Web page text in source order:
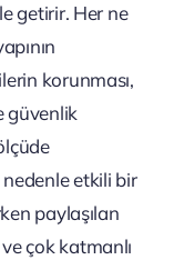
getirir. Her ne
korunması,
güvenlik
etkili bir
paylaşılan
çok katmanlı